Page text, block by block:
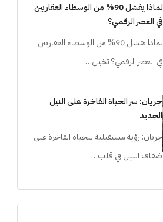
لماذا يفشل 90% من الوسطاء العقاريين
في العصر الرقمي؟
لماذا يفشل 90% من الوسطاء العقاريين
في العصر الرقمي؟ تخيل…
جريان: سر الحياة الفاخرة على النيل
الجديد
جريان: رؤية مستقبلية للحياة الفاخرة على
ضفاف النيل في قلب…